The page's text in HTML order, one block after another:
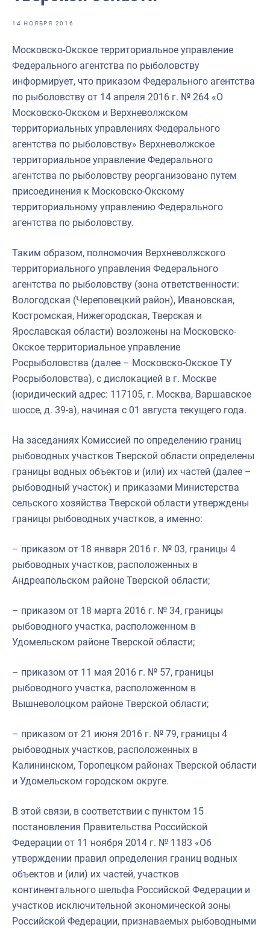
Отраслевые СМИ
Научно-практическая литература
Отрасль в цифрах
Большая африканская экспедиция
События в России и мире
14 НОЯБРЯ 2016
Московско-Окское территориальное управление
Федерального агентства по рыболовству
информирует, что приказом Федерального агентства
по рыболовству от 14 апреля 2016 г. № 264 «О
Московско-Окском и Верхневолжском
территориальных управлениях Федерального
агентства по рыболовству» Верхневолжское
территориальное управление Федерального
агентства по рыболовству реорганизовано путем
присоединения к Московско-Окскому
территориальному управлению Федерального
агентства по рыболовству.
Таким образом, полномочия Верхневолжского
территориального управления Федерального
агентства по рыболовству (зона ответственности:
Вологодская (Череповецкий район), Ивановская,
Костромская, Нижегородская, Тверская и
Ярославская области) возложены на Московско-
Окское территориальное управление
Росрыболовства (далее – Московско-Окское ТУ
Росрыболовства), с дислокацией в г. Москве
(юридический адрес: 117105, г. Москва, Варшавское
шоссе, д. 39-а), начиная с 01 августа текущего года.
На заседаниях Комиссией по определению границ
рыбоводных участков Тверской области определены
границы водных объектов и (или) их частей (далее –
рыбоводный участок) и приказами Министерства
сельского хозяйства Тверской области утверждены
границы рыбоводных участков, а именно:
– приказом от 18 января 2016 г. № 03, границы 4
рыбоводных участков, расположенных в
Андреапольском районе Тверской области;
– приказом от 18 марта 2016 г. № 34, границы
рыбоводного участка, расположенном в
Удомельском районе Тверской области;
– приказом от 11 мая 2016 г. № 57, границы
рыбоводного участка, расположенном в
Вышневолоцком районе Тверской области;
– приказом от 21 июня 2016 г. № 79, границы 4
рыбоводных участков, расположенных в
Калининском, Торопецком районах Тверской области
и Удомельском городском округе.
В этой связи, в соответствии с пунктом 15
постановления Правительства Российской
Федерации от 11 ноября 2014 г. № 1183 «Об
утверждении правил определения границ водных
объектов и (или) их частей, участков
континентального шельфа Российской Федерации и
участков исключительной экономической зоны
Российской Федерации, признаваемых рыбоводными